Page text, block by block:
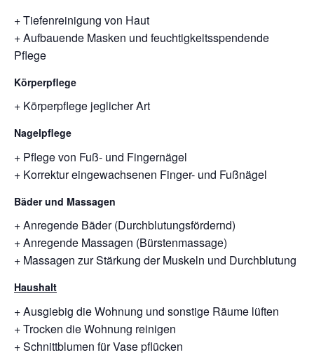
+ Tiefenreinigung von Haut
+ Aufbauende Masken und feuchtigkeitsspendende
Pflege
Körperpflege
+ Körperpflege jeglicher Art
Nagelpflege
+ Pflege von Fuß- und Fingernägel
+ Korrektur eingewachsenen Finger- und Fußnägel
Bäder und Massagen
+ Anregende Bäder (Durchblutungsfördernd)
+ Anregende Massagen (Bürstenmassage)
+ Massagen zur Stärkung der Muskeln und Durchblutung
Haushalt
+ Ausgiebig die Wohnung und sonstige Räume lüften
+ Trocken die Wohnung reinigen
+ Schnittblumen für Vase pflücken